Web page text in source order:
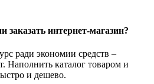
заказать интернет-магазин?
ради экономии средств –
Наполнить каталог товаром и
и дешево.